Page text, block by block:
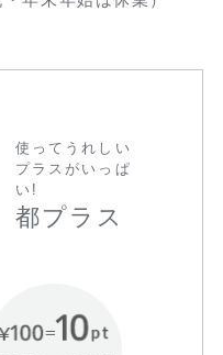
使ってうれしい
プラスがいっぱ
い!
都プラス